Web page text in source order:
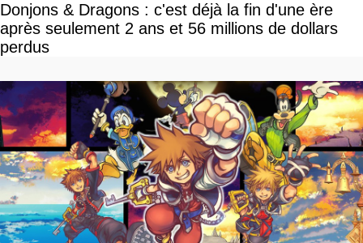
Donjons & Dragons : c'est déjà la fin d'une ère
après seulement 2 ans et 56 millions de dollars
perdus